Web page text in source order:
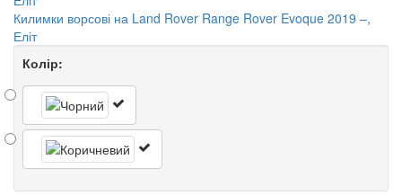
Килимки ворсові на Land Rover Range Rover Evoque 2019 –,
Еліт
Колір: